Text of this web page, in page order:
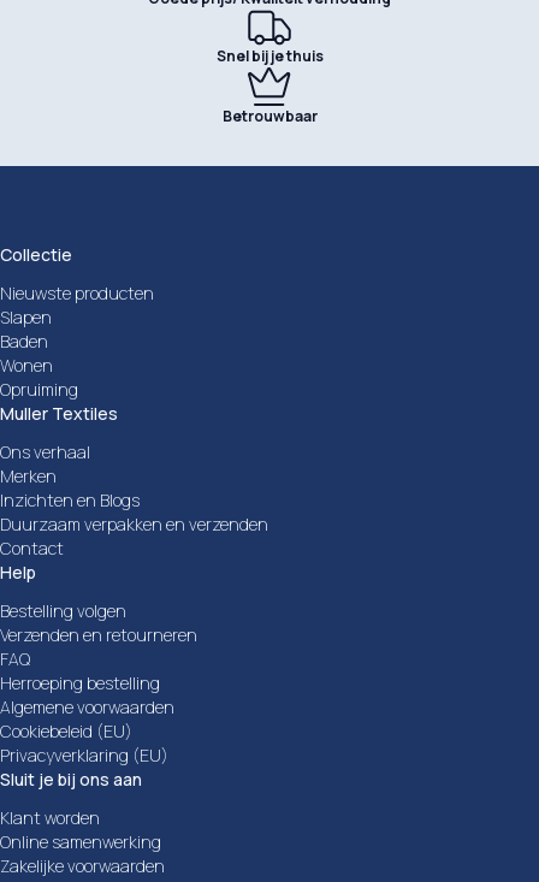
Snel bij je thuis
Betrouwbaar
Collectie
Nieuwste producten
Slapen
Baden
Wonen
Opruiming
Muller Textiles
Ons verhaal
Merken
Inzichten en Blogs
Duurzaam verpakken en verzenden
Contact
Help
Bestelling volgen
Verzenden en retourneren
FAQ
Herroeping bestelling
Algemene voorwaarden
Cookiebeleid (EU)
Privacyverklaring (EU)
Sluit je bij ons aan
Klant worden
Online samenwerking
Zakelijke voorwaarden